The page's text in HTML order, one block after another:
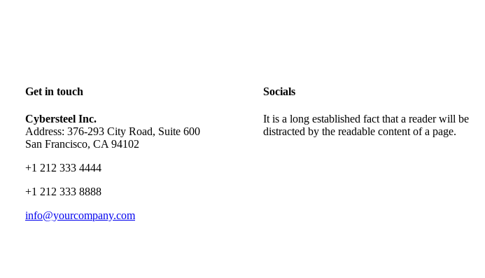
Get in touch
Cybersteel Inc.
Address: 376-293 City Road, Suite 600
San Francisco, CA 94102
+1 212 333 4444
+1 212 333 8888
info@yourcompany.com
Socials
It is a long established fact that a reader will be
distracted by the readable content of a page.